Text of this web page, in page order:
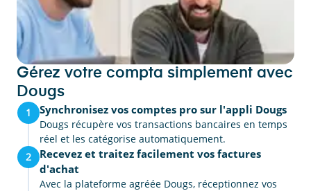
Gérez votre compta simplement avec
Dougs
1 Synchronisez vos comptes pro sur l'appli Dougs
Dougs récupère vos transactions bancaires en temps
réel et les catégorise automatiquement.
2
Recevez et traitez facilement vos factures
d'achat
Avec la plateforme agréée Dougs, réceptionnez vos